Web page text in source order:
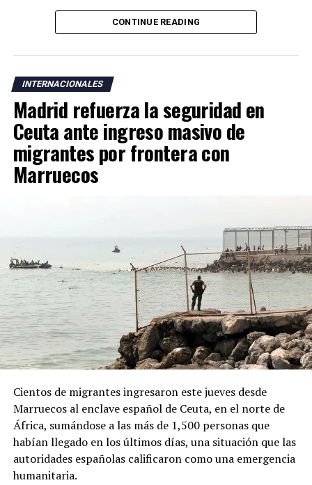
actos de “ultraje” a símbolos patrios argentinos o
incentiven la realización de acciones contempladas
Argentina mantiene una larga tradición migratoria y su
Constitución garantiza a los residentes derechos civiles,
además del acceso a servicios como salud, educación y
vivienda bajo determinadas condiciones legales.
La medida fue anunciada después de que el presidente
Javier Milei denunciara la existencia de una supuesta
“campaña antiargentina”, señalamiento para el cual no
como al Partido Demócrata de Estados Unidos.
ADVERTISEMENT
responde a “recientes manifestaciones de hostilidad
contra la República Argentina y los argentinos”, y
afirmaron que “quien ataque a la República Argentina
no es bienvenido en nuestro país”.
La normativa deberá ahora pasar por la revisión del
CONTINUE READING
INTERNACIONALES
Madrid refuerza la seguridad en
Ceuta ante ingreso masivo de
migrantes por frontera con
Marruecos
Cientos de migrantes ingresaron este jueves desde
Marruecos al enclave español de Ceuta, en el norte de
África, sumándose a las más de 1,500 personas que
habían llegado en los últimos días, una situación que las
autoridades españolas calificaron como una emergencia
humanitaria.